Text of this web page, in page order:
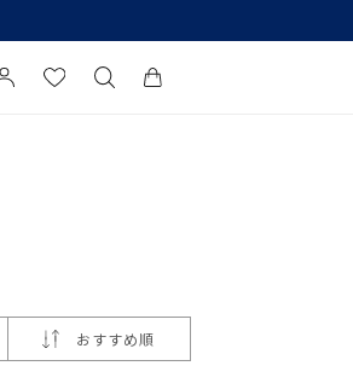
おすすめ順